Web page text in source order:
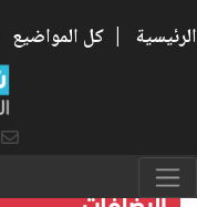
الرئيسية | كل المواضيع